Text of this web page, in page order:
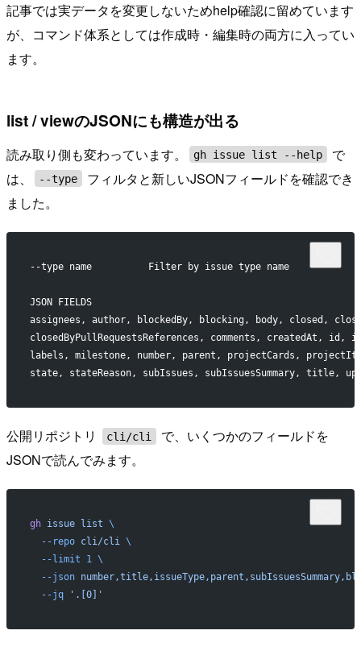
記事では実データを変更しないためhelp確認に留めています
が、コマンド体系としては作成時・編集時の両方に入ってい
ます。
list / viewのJSONにも構造が出る
読み取り側も変わっています。 gh issue list --help
で
は、
--type
フィルタと新しいJSONフィールドを確認でき
ました。
--type name          Filter by issue type name
JSON FIELDS
assignees, author, blockedBy, blocking, body, closed,
closedByPullRequestsReferences, comments, createdAt, id,
labels, milestone, number, parent, projectCards,
state, stateReason, subIssues, subIssuesSummary, title,
公開リポジトリ cli/cli
で、いくつかのフィールドを
JSONで読んでみます。
gh issue list \
  --repo
cli/cli \
  --limit
1 \
  --json
  --jq
'.[0]'